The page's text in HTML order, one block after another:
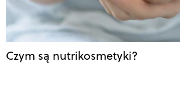
Czym są nutrikosmetyki?